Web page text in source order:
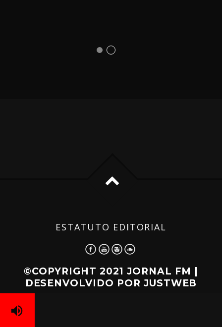
ESTATUTO EDITORIAL
©COPYRIGHT 2021 JORNAL FM |
DESENVOLVIDO POR JUSTWEB